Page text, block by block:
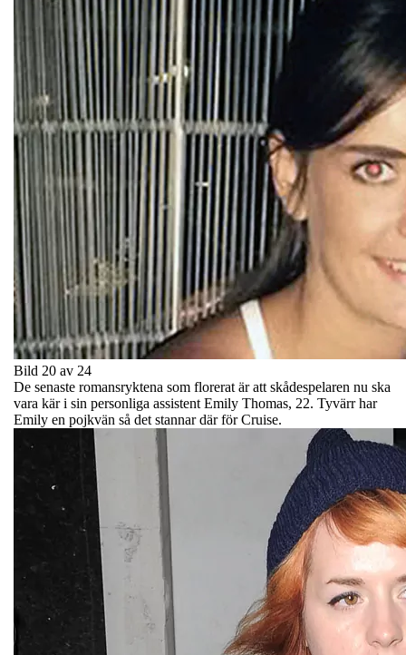
Bild 20 av 24
De senaste romansryktena som florerat är att skådespelaren nu ska
vara kär i sin personliga assistent Emily Thomas, 22. Tyvärr har
Emily en pojkvän så det stannar där för Cruise.